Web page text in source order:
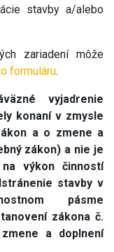
stavby a/alebo
zariadení môže
formuláru.
vyjadrenie
konaní v zmysle
a o zmene a
zákon) a nie je
výkon činností
stavby v
pásme
zákona č.
a doplnení